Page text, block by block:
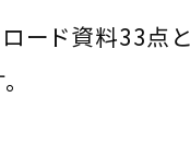
ード資料33点